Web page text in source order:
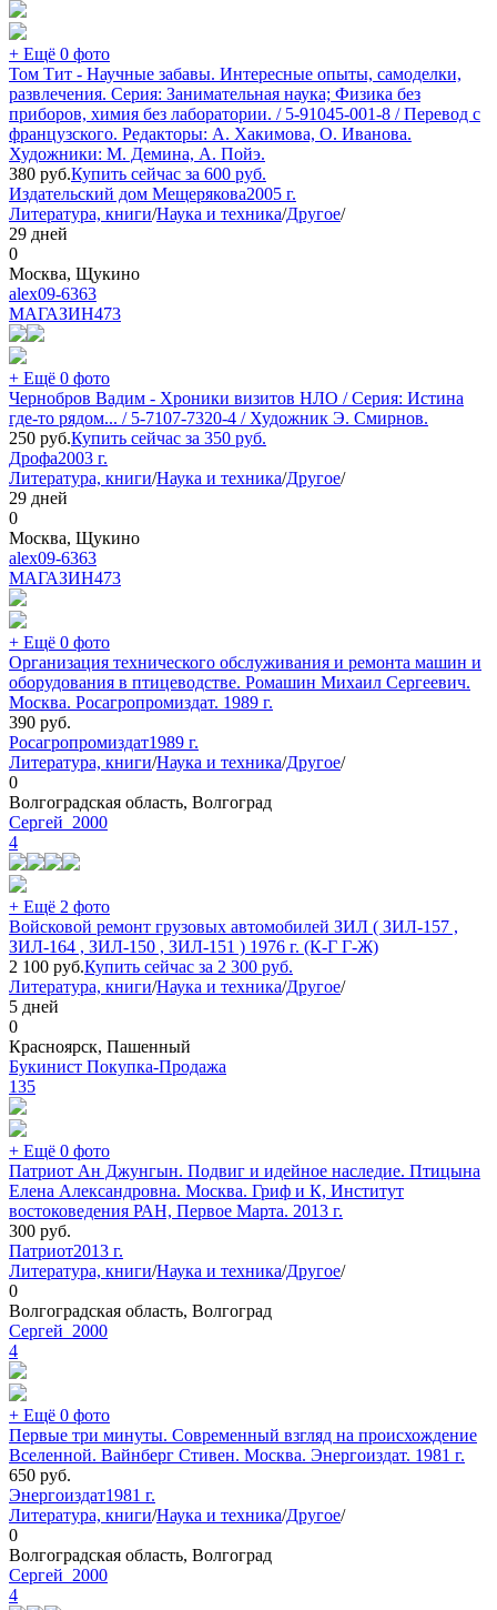
+ Ещё 0 фото
Том Тит - Научные забавы. Интересные опыты, самоделки,
развлечения. Серия: Занимательная наука; Физика без
приборов, химия без лаборатории. / 5-91045-001-8 / Перевод с
французского. Редакторы: А. Хакимова, О. Иванова.
Художники: М. Демина, А. Пойэ.
380 руб.Купить сейчас за 600 руб.
Издательский дом Мещерякова2005 г.
Литература, книги/Наука и техника/Другое/
29 дней
0
Москва, Щукино
alex09-6363
МАГАЗИН473
+ Ещё 0 фото
Чернобров Вадим - Хроники визитов НЛО / Серия: Истина
где-то рядом... / 5-7107-7320-4 / Художник Э. Смирнов.
250 руб.Купить сейчас за 350 руб.
Дрофа2003 г.
Литература, книги/Наука и техника/Другое/
29 дней
0
Москва, Щукино
alex09-6363
МАГАЗИН473
+ Ещё 0 фото
Организация технического обслуживания и ремонта машин и
оборудования в птицеводстве. Ромашин Михаил Сергеевич.
Москва. Росагропромиздат. 1989 г.
390 руб.
Росагропромиздат1989 г.
Литература, книги/Наука и техника/Другое/
0
Волгоградская область, Волгоград
Сергей_2000
4
+ Ещё 2 фото
Войсковой ремонт грузовых автомобилей ЗИЛ ( ЗИЛ-157 ,
ЗИЛ-164 , ЗИЛ-150 , ЗИЛ-151 ) 1976 г. (К-Г Г-Ж)
2 100 руб.Купить сейчас за 2 300 руб.
Литература, книги/Наука и техника/Другое/
5 дней
0
Красноярск, Пашенный
Букинист Покупка-Продажа
135
+ Ещё 0 фото
Патриот Ан Джунгын. Подвиг и идейное наследие. Птицына
Елена Александровна. Москва. Гриф и К, Институт
востоковедения РАН, Первое Марта. 2013 г.
300 руб.
Патриот2013 г.
Литература, книги/Наука и техника/Другое/
0
Волгоградская область, Волгоград
Сергей_2000
4
+ Ещё 0 фото
Первые три минуты. Современный взгляд на происхождение
Вселенной. Вайнберг Стивен. Москва. Энергоиздат. 1981 г.
650 руб.
Энергоиздат1981 г.
Литература, книги/Наука и техника/Другое/
0
Волгоградская область, Волгоград
Сергей_2000
4